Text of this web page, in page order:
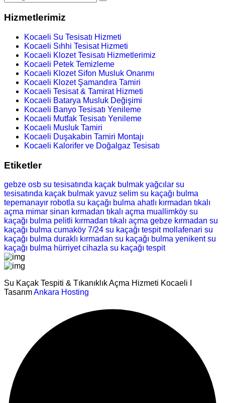
Hizmetlerimiz
Kocaeli Su Tesisatı Hizmeti
Kocaeli Sıhhi Tesisat Hizmeti
Kocaeli Klozet Tesisatı Hizmetlerimiz
Kocaeli Petek Temizleme
Kocaeli Klozet Sifon Musluk Onarımı
Kocaeli Klozet Şamandıra Tamiri
Kocaeli Tesisat & Tamirat Hizmeti
Kocaeli Batarya Musluk Değişimi
Kocaeli Banyo Tesisatı Yenileme
Kocaeli Mutfak Tesisatı Yenileme
Kocaeli Musluk Tamiri
Kocaeli Duşakabin Tamiri Montajı
Kocaeli Kalorifer ve Doğalgaz Tesisatı
Etiketler
gebze osb su tesisatında kaçak bulmak yağcılar su
tesisatında kaçak bulmak yavuz selim su kaçağı bulma
tepemanayır robotla su kaçağı bulma ahatlı kırmadan tıkalı
açma mimar sinan kırmadan tıkalı açma muallimköy su
kaçağı bulma pelitli kırmadan tıkalı açma gebze kırmadan su
kaçağı bulma cumaköy 7/24 su kaçağı tespit mollafenari su
kaçağı bulma duraklı kırmadan su kaçağı bulma yenikent su
kaçağı bulma hürriyet cihazla su kaçağı tespit
Su Kaçak Tespiti & Tıkanıklık Açma Hizmeti Kocaeli I
TasarımAnkara Hosting